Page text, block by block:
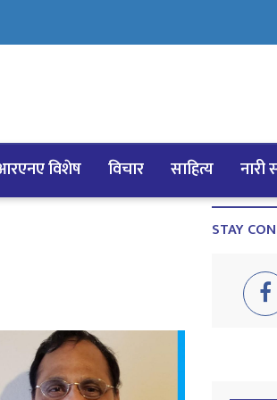
विशेष विचार साहित्य नारी
STAY